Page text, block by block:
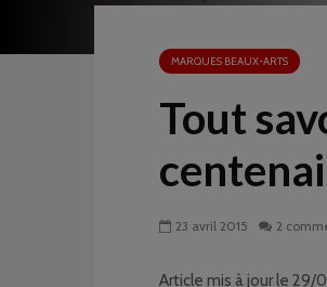
MARQUES BEAUX-ARTS
Tout
23 avril 2015 2
Article mis à jour le 29/